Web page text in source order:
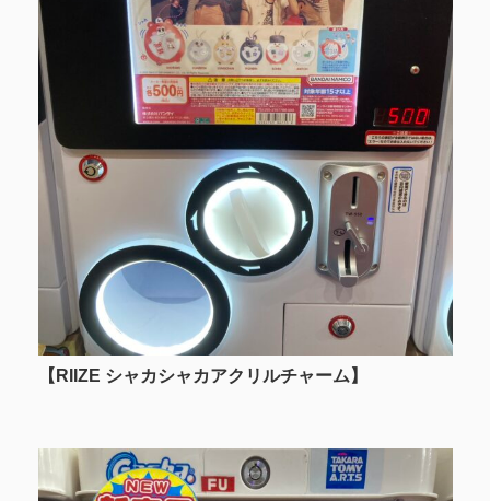
【RIIZE シャカシャカアクリルチャーム】